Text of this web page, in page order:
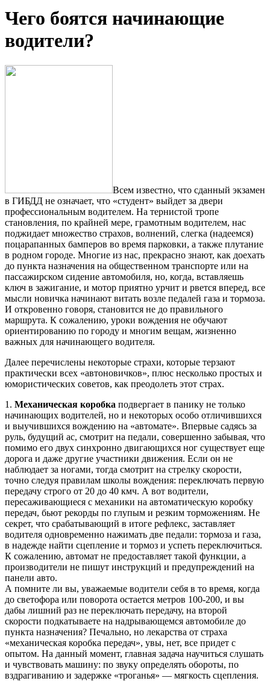
Чего боятся начинающие
водители?
Всем известно, что сданный экзамен
в ГИБДД не означает, что «студент» выйдет за двери
профессиональным водителем. На тернистой тропе
становления, по крайней мере, грамотным водителем, нас
поджидает множество страхов, волнений, слегка (надеемся)
поцарапанных бамперов во время парковки, а также плутание
в родном городе. Многие из нас, прекрасно знают, как доехать
до пункта назначения на общественном транспорте или на
пассажирском сидение автомобиля, но, когда, вставляешь
ключ в зажигание, и мотор приятно урчит и рвется вперед, все
мысли новичка начинают витать возле педалей газа и тормоза.
И откровенно говоря, становится не до правильного
маршрута. К сожалению, уроки вождения не обучают
ориентированию по городу и многим вещам, жизненно
важных для начинающего водителя.
Далее перечислены некоторые страхи, которые терзают
практически всех «автоновичков», плюс несколько простых и
юмористических советов, как преодолеть этот страх.
1. Механическая коробка подвергает в панику не только
начинающих водителей, но и некоторых особо отличившихся
и выучившихся вождению на «автомате». Впервые садясь за
руль, будущий ас, смотрит на педали, совершенно забывая, что
помимо его двух синхронно двигающихся ног существует еще
дорога и даже другие участники движения. Если он не
наблюдает за ногами, тогда смотрит на стрелку скорости,
точно следуя правилам школы вождения: переключать первую
передачу строго от 20 до 40 кмч. А вот водители,
пересаживающиеся с механики на автоматическую коробку
передач, бьют рекорды по глупым и резким торможениям. Не
секрет, что срабатывающий в итоге рефлекс, заставляет
водителя одновременно нажимать две педали: тормоза и газа,
в надежде найти сцепление и тормоз и успеть переключиться.
К сожалению, автомат не предоставляет такой функции, а
производители не пишут инструкций и предупреждений на
панели авто.
А помните ли вы, уважаемые водители себя в то время, когда
до светофора или поворота остается метров 100-200, и вы
дабы лишний раз не переключать передачу, на второй
скорости подкатываете на надрывающемся автомобиле до
пункта назначения? Печально, но лекарства от страха
«механическая коробка передач», увы, нет, все придет с
опытом. На данный момент, главная задача научиться слушать
и чувствовать машину: по звуку определять обороты, по
вздрагиванию и задержке «троганья» — мягкость сцепления.